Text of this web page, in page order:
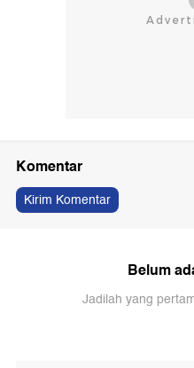
Komentar
Kirim Komentar
Belum
Jadilah yang